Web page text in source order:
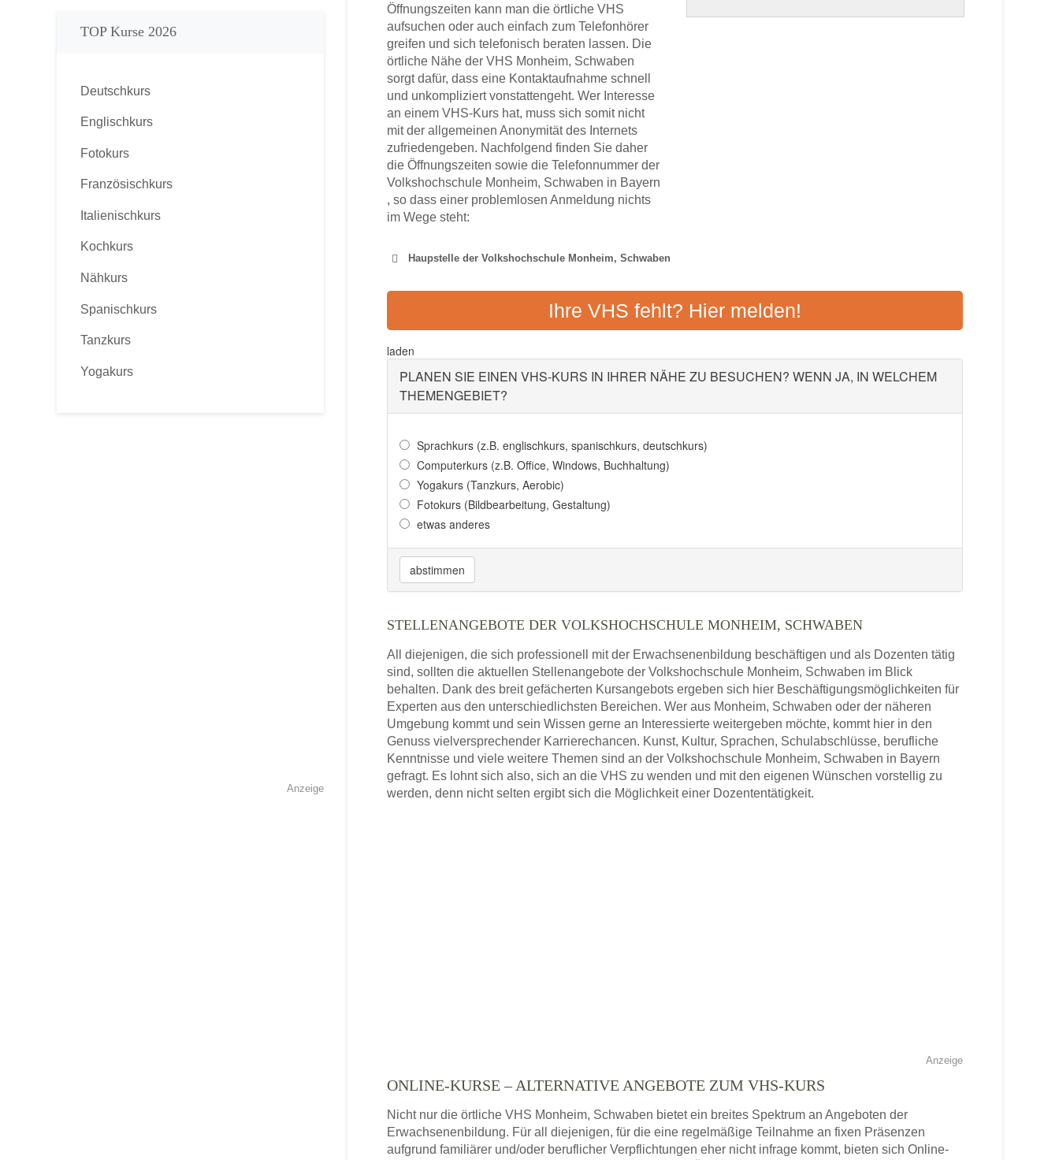
Öffnungszeiten kann man die örtliche VHS
aufsuchen oder auch einfach zum Telefonhörer
greifen und sich telefonisch beraten lassen. Die
örtliche Nähe der VHS Monheim, Schwaben
sorgt dafür, dass eine Kontaktaufnahme schnell
und unkompliziert vonstattengeht. Wer Interesse
an einem VHS-Kurs hat, muss sich somit nicht
mit der allgemeinen Anonymität des Internets
zufriedengeben. Nachfolgend finden Sie daher
die Öffnungszeiten sowie die Telefonnummer der
Volkshochschule Monheim, Schwaben in Bayern
, so dass einer problemlosen Anmeldung nichts
im Wege steht:
Haupstelle der Volkshochschule Monheim, Schwaben
VOLKSHOCHSCHULE DONAUWÖRTH
Adresse: Spindeltal 5, 86609 Donauwörth
Ihre VHS fehlt? Hier melden!
laden
PLANEN SIE EINEN VHS-KURS IN IHRER NÄHE ZU BESUCHEN? WENN JA, IN WELCHEM
THEMENGEBIET?
Sprachkurs (z.B. englischkurs, spanischkurs, deutschkurs)
Computerkurs (z.B. Office, Windows, Buchhaltung)
Yogakurs (Tanzkurs, Aerobic)
Fotokurs (Bildbearbeitung, Gestaltung)
etwas anderes
abstimmen
STELLENANGEBOTE DER VOLKSHOCHSCHULE MONHEIM, SCHWABEN
All diejenigen, die sich professionell mit der Erwachsenenbildung beschäftigen und als Dozenten tätig
sind, sollten die aktuellen Stellenangebote der Volkshochschule Monheim, Schwaben im Blick
behalten. Dank des breit gefächerten Kursangebots ergeben sich hier Beschäftigungsmöglichkeiten für
Experten aus den unterschiedlichsten Bereichen. Wer aus Monheim, Schwaben oder der näheren
Umgebung kommt und sein Wissen gerne an Interessierte weitergeben möchte, kommt hier in den
Genuss vielversprechender Karrierechancen. Kunst, Kultur, Sprachen, Schulabschlüsse, berufliche
Kenntnisse und viele weitere Themen sind an der Volkshochschule Monheim, Schwaben in Bayern
gefragt. Es lohnt sich also, sich an die VHS zu wenden und mit den eigenen Wünschen vorstellig zu
werden, denn nicht selten ergibt sich die Möglichkeit einer Dozententätigkeit.
Anzeige
ONLINE-KURSE – ALTERNATIVE ANGEBOTE ZUM VHS-KURS
Nicht nur die örtliche VHS Monheim, Schwaben bietet ein breites Spektrum an Angeboten der
Erwachsenenbildung. Für all diejenigen, für die eine regelmäßige Teilnahme an fixen Präsenzen
aufgrund familiärer und/oder beruflicher Verpflichtungen eher nicht infrage kommt, bieten sich Online-
TOP Kurse 2026
Deutschkurs
Englischkurs
Fotokurs
Französischkurs
Italienischkurs
Kochkurs
Nähkurs
Spanischkurs
Tanzkurs
Yogakurs
Anzeige